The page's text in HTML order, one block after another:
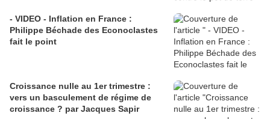
- VIDEO - Inflation en France :
Philippe Béchade des Econoclastes
fait le point
Croissance nulle au 1er trimestre :
vers un basculement de régime de
croissance ? par Jacques Sapir